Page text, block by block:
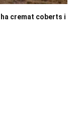
ha cremat coberts i